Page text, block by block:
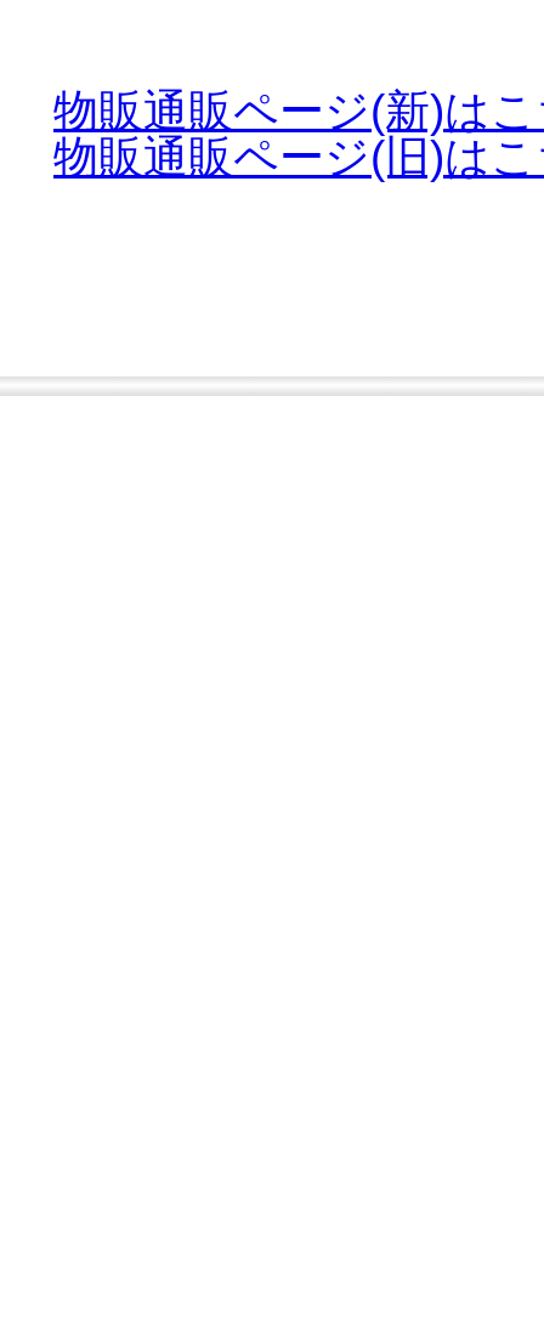
物販通販ページ(新)は
物販通販ページ(旧)は